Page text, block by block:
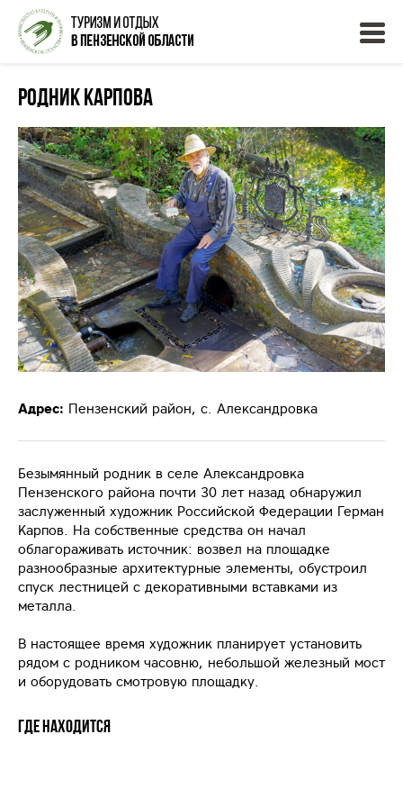
Родник Карпова
Адрес: Пензенский район, с. Александровка
Безымянный родник в селе Александровка
Пензенского района почти 30 лет назад обнаружил
заслуженный художник Российской Федерации Герман
Карпов. На собственные средства он начал
облагораживать источник: возвел на площадке
разнообразные архитектурные элементы, обустроил
спуск лестницей с декоративными вставками из
металла.
В настоящее время художник планирует установить
рядом с родником часовню, небольшой железный мост
и оборудовать смотровую площадку.
Где находится